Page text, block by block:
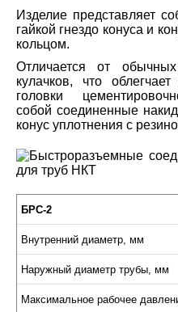
Изделие представляет
гайкой гнездо конуса и
кольцом.
Отличается от
кулачков, что
головки
собой соединенные
конус уплотнения с
БРС-2
Внутренний диаметр, мм
Наружный диаметр трубы, мм
Максимальное рабочее